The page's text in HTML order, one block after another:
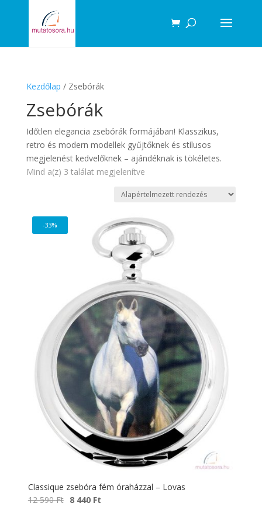
Kezdőlap / Zsebórák
Zsebórák
Időtlen elegancia zsebórák formájában! Klasszikus,
retro és modern modellek gyűjtőknek és stílusos
megjelenést kedvelőknek – ajándéknak is tökéletes.
Mind a(z) 3 találat megjelenítve
-33%
Classique zsebóra fém óraházzal – Lovas
12 590Ft Original
8 440 Ft